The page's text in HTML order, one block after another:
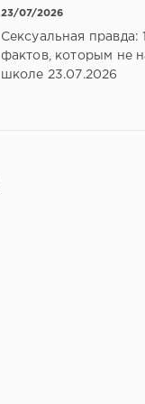
23/07/2026
Сексуальная правда:
фактов, которым не
школе 23.07.2026